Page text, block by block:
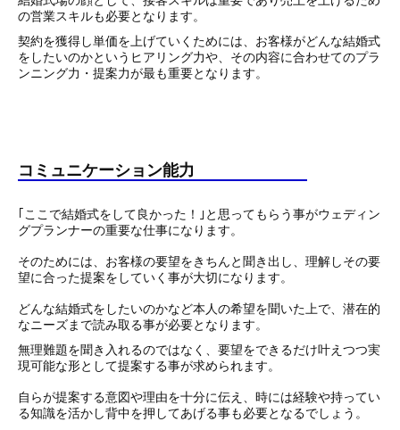
の営業スキルも必要となります。
契約を獲得し単価を上げていくためには、お客様がどんな結婚式
をしたいのかというヒアリング力や、その内容に合わせてのプラ
ンニング力・提案力が最も重要となります。
コミュニケーション能力
｢ここで結婚式をして良かった！｣と思ってもらう事がウェディン
グプランナーの重要な仕事になります。
そのためには、お客様の要望をきちんと聞き出し、理解しその要
望に合った提案をしていく事が大切になります。
どんな結婚式をしたいのかなど本人の希望を聞いた上で、潜在的
なニーズまで読み取る事が必要となります。
無理難題を聞き入れるのではなく、要望をできるだけ叶えつつ実
現可能な形として提案する事が求められます。
自らが提案する意図や理由を十分に伝え、時には経験や持ってい
る知識を活かし背中を押してあげる事も必要となるでしょう。